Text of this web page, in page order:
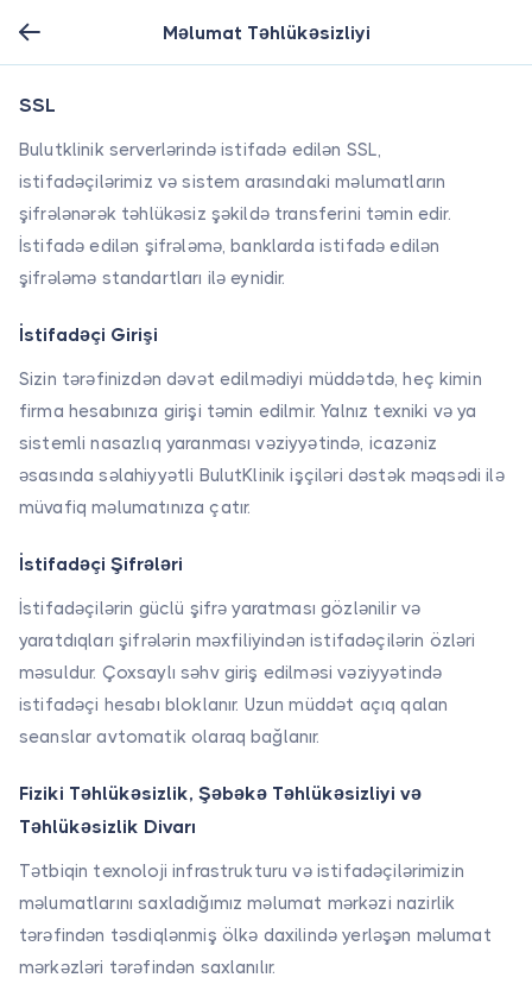
Həllərimiz
Maliyyə məlumatları
inteqrasiyaları
ilə e-
fakturalarınızı
Bulut Klinik
vasitəsilə
çətinlik
çəkmədən
yaradıb
bilərsiniz.
Tahsilatlarınızı
sürətlə həyata
proseslərinizi
hala gətirə
bilərsiniz.
İş qrafikinizi
nəzərə alaraq
idarə edə
biləcəyiniz
inkişaf etmiş
proqramı və
idarəetmə
proqramı
Xəstə
idarəetmə
sistemi və
pasiyentlərinizin
tibbi keçmişini,
qeydlərini və
müalicə
sürətli və asan
şəkildə qeyd
izləmə
proqramı
Xəstə izləməsi
proqramı və
pasiyent
randevu, tibbi
izləmə və
modulları ilə
inteqrasiya
Bütün həlləri görüntülə
Haqqımızda
Xəstələr üçün
Həkim axtar
Məlumat Təhlükəsizliyi
SSL
Bulutklinik serverlərində istifadə edilən SSL,
istifadəçilərimiz və sistem arasındaki məlumatların
şifrələnərək təhlükəsiz şəkildə transferini təmin edir.
İstifadə edilən şifrələmə, banklarda istifadə edilən
şifrələmə standartları ilə eynidir.
İstifadəçi Girişi
Sizin tərəfinizdən dəvət edilmədiyi müddətdə, heç kimin
firma hesabınıza girişi təmin edilmir. Yalnız texniki və ya
sistemli nasazlıq yaranması vəziyyətində, icazəniz
əsasında səlahiyyətli BulutKlinik işçiləri dəstək məqsədi ilə
müvafiq məlumatınıza çatır.
İstifadəçi Şifrələri
İstifadəçilərin güclü şifrə yaratması gözlənilir və
yaratdıqları şifrələrin məxfiliyindən istifadəçilərin özləri
məsuldur. Çoxsaylı səhv giriş edilməsi vəziyyətində
istifadəçi hesabı bloklanır. Uzun müddət açıq qalan
seanslar avtomatik olaraq bağlanır.
Fiziki Təhlükəsizlik, Şəbəkə Təhlükəsizliyi və
Təhlükəsizlik Divarı
Tətbiqin texnoloji infrastrukturu və istifadəçilərimizin
məlumatlarını saxladığımız məlumat mərkəzi nazirlik
tərəfindən təsdiqlənmiş ölkə daxilində yerləşən məlumat
mərkəzləri tərəfindən saxlanılır.